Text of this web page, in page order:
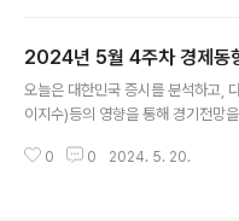
1.36%로 하락 전환의 신호가 될지는
2. 업종별 상승, 하락 정리5월 20일
성하였습니다. 총 3개업종이 상승
는 음식료업이 꾸준히 좋은 모습을
2024년 5월 4주차 경제동
오늘은 대한민국 증시를 분석하고,
이지수)등의 영향을 통해 경기전망
NSADAQ,니케이225)이번주 (1년
0 0 2024. 5. 20.